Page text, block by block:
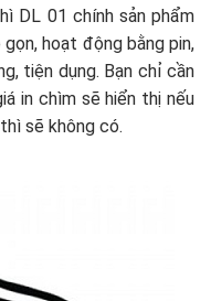
DL 01 chính sản phẩm
hoạt động bằng pin,
tiện dụng. Bạn chỉ cần
in chìm sẽ hiển thị nếu
sẽ không có.